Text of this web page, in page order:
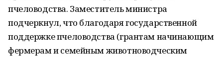
пчеловодства. Заместитель министра
подчеркнул, что благодаря государственной
поддержке пчеловодства (грантам начинающим
фермерам и семейным животноводческим